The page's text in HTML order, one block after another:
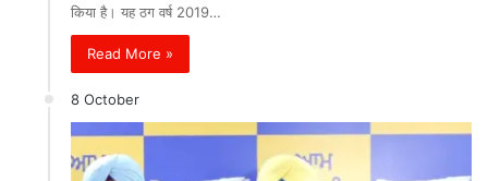
किया है। यह ठग वर्ष 2019…
Read More »
8 October